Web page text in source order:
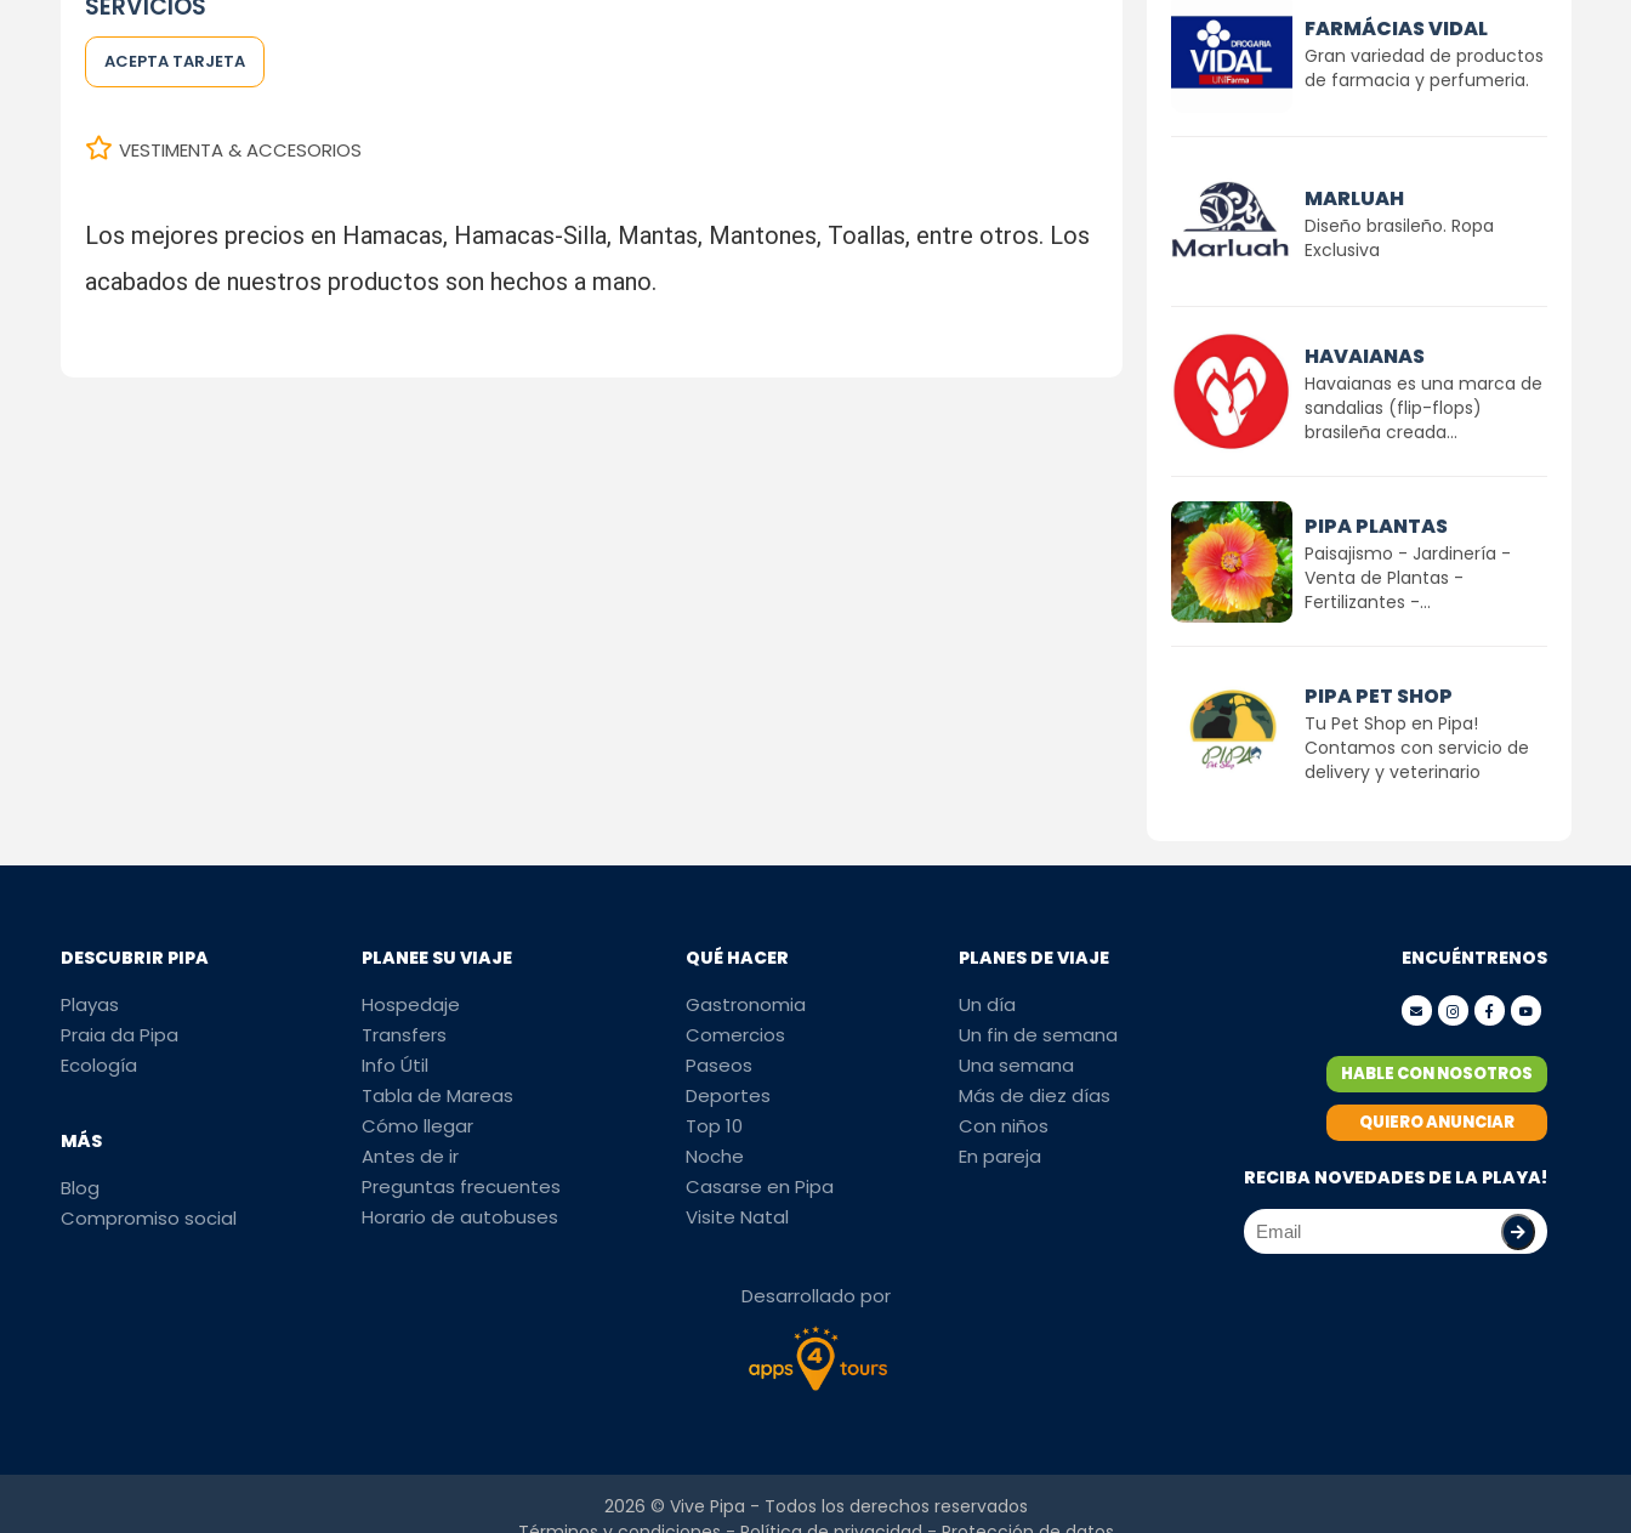
ACEPTA TARJETA
VESTIMENTA & ACCESORIOS
Los mejores precios en Hamacas, Hamacas-Silla, Mantas, Mantones, Toallas, entre otros. Los
acabados de nuestros productos son hechos a mano.
FARMÁCIAS VIDAL
Gran variedad de productos
de farmacia y perfumeria.
MARLUAH
Diseño brasileño. Ropa
Exclusiva
HAVAIANAS
Havaianas es una marca de
sandalias (flip-flops)
brasileña creada...
PIPA PLANTAS
Paisajismo - Jardinería -
Venta de Plantas -
Fertilizantes -...
PIPA PET SHOP
Tu Pet Shop en Pipa!
Contamos con servicio de
delivery y veterinario
DESCUBRIR PIPA
Playas
Praia da Pipa
Ecología
MÁS
Blog
Compromiso social
PLANEE SU VIAJE
Hospedaje
Transfers
Info Útil
Tabla de Mareas
Cómo llegar
Antes de ir
Preguntas frecuentes
Horario de autobuses
QUÉ HACER
Gastronomia
Comercios
Paseos
Deportes
Top 10
Noche
Casarse en Pipa
Visite Natal
PLANES DE VIAJE
Un día
Un fin de semana
Una semana
Más de diez días
Con niños
En pareja
ENCUÉNTRENOS
HABLE CON NOSOTROS
QUIERO ANUNCIAR
RECIBA NOVEDADES DE LA PLAYA!
Desarrollado por
2026 © Vive Pipa - Todos los derechos reservados